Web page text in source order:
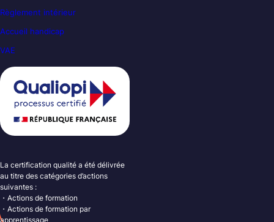
Règlement intérieur
Accueil handicap
VAE
La certification qualité a été délivrée
au titre des catégories d’actions
suivantes :
・Actions de formation
・Actions de formation par
apprentissage